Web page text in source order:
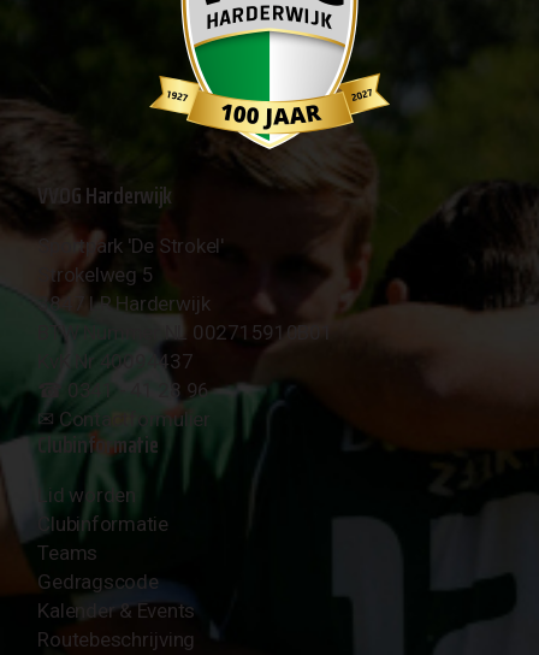
VVOG Harderwijk
Sportpark 'De Strokel'
Strokelweg 5
3847 LR Harderwijk
BTW Nummer NL 002715910B01
KvK Nr 40094437
☎︎ 0341 - 41 28 96
✉︎ Contactformulier
Clubinformatie
Lid worden
Clubinformatie
Teams
Gedragscode
Kalender & Events
Routebeschrijving